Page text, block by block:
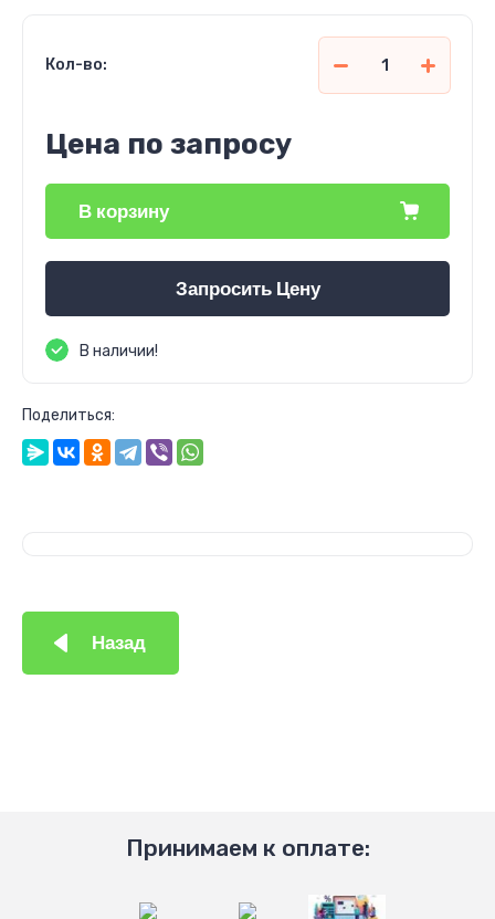
Кол-во:
Цена по запросу
В корзину
Запросить Цену
В наличии!
Поделиться:
Назад
Принимаем к оплате: